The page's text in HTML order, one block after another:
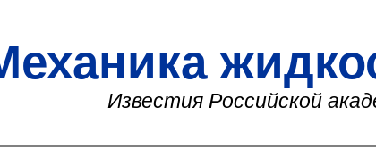
Известия Российской